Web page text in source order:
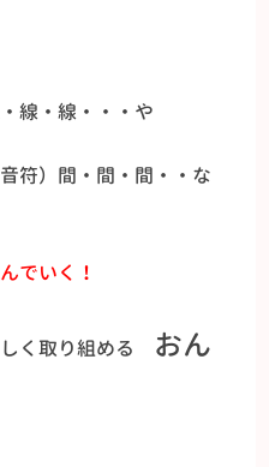
線・線・・・や
符）間・間・間・・な
でいく！
く取り組める おん